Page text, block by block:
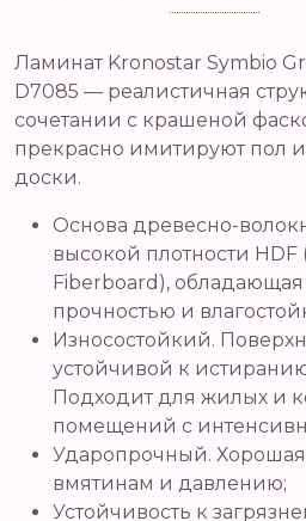
Ламинат Kronostar Symbio
D7085 — реалистичная
сочетании с крашеной
прекрасно имитируют пол
доски.
Основа древесно-
высокой плотности HDF
Fiberboard),
прочностью и
Износостойкий.
устойчивой к
Подходит для жилых и
помещений с
Ударопрочный. Хорошая
вмятинам и давлению;
Устойчивость к